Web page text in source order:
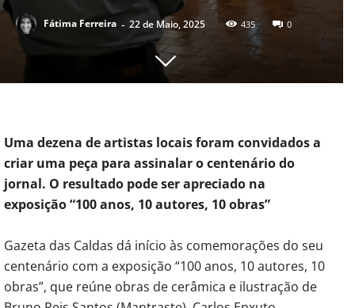
Fátima Ferreira - 22 de Maio, 2025 435 0
Uma dezena de artistas locais foram convidados a
criar uma peça para assinalar o centenário do
jornal. O resultado pode ser apreciado na
exposição “100 anos, 10 autores, 10 obras”
Gazeta das Caldas dá início às comemorações do seu
centenário com a exposição “100 anos, 10 autores, 10
obras”, que reúne obras de cerâmica e ilustração de